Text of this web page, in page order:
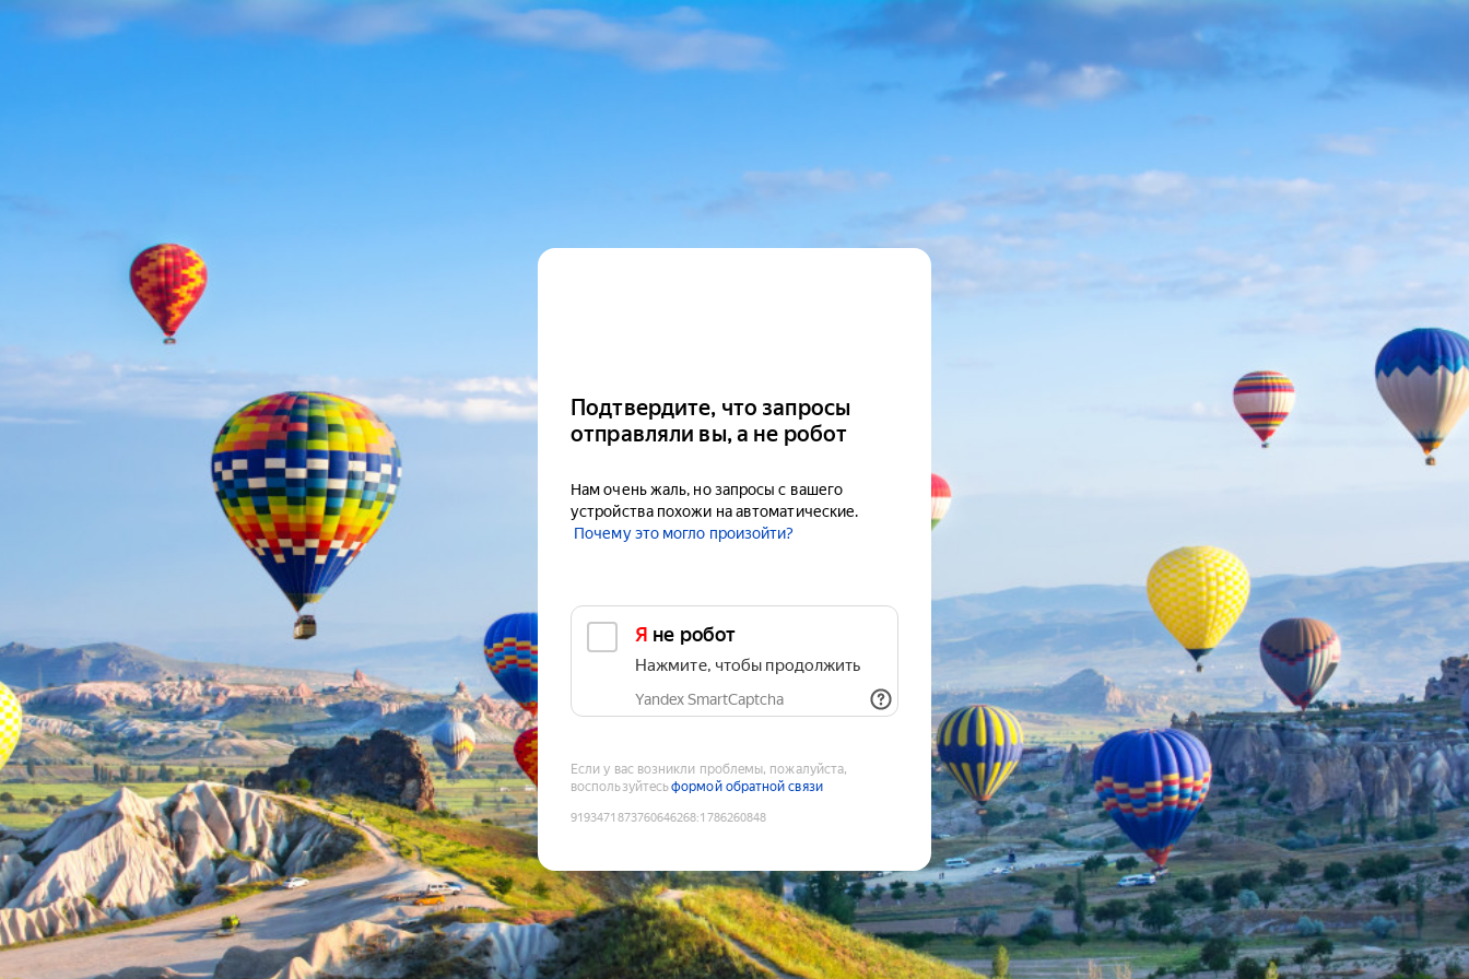
Подтвердите, что запросы
отправляли вы, а не робот
Нам очень жаль, но запросы с вашего
устройства похожи на автоматические.
Почему это могло произойти?
Я не робот
Нажмите, чтобы продолжить
Yandex SmartCaptcha
Если у вас возникли проблемы, пожалуйста,
воспользуйтесьформой обратной связи
9193471873760646268:1786260848